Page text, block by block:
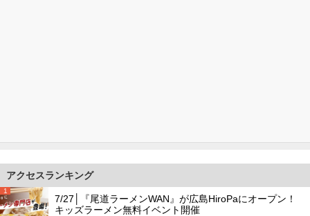
アクセスランキング
1
7/27│『尾道ラーメンWAN』が広島HiroPaにオープン！
キッズラーメン無料イベント開催